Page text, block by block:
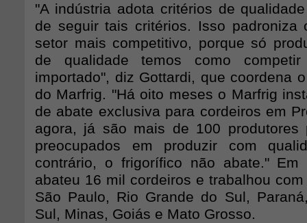
"A indústria adota critérios de
de seguir tais critérios. Isso
setor mais competitivo, porque só
de qualidade temos como
importado", diz Gottardi, que coordena
do Marfrig. "Há oito meses o Marfrig
de abate exclusiva para cordeiros em
agora, já são mais de 100 produtores
preocupados em produzir com
contrário, o frigorífico não abate."
abateu 16 mil cordeiros e trabalhou
São Paulo, Rio Grande do Sul,
Sul, Minas, Goiás e Mato Grosso.